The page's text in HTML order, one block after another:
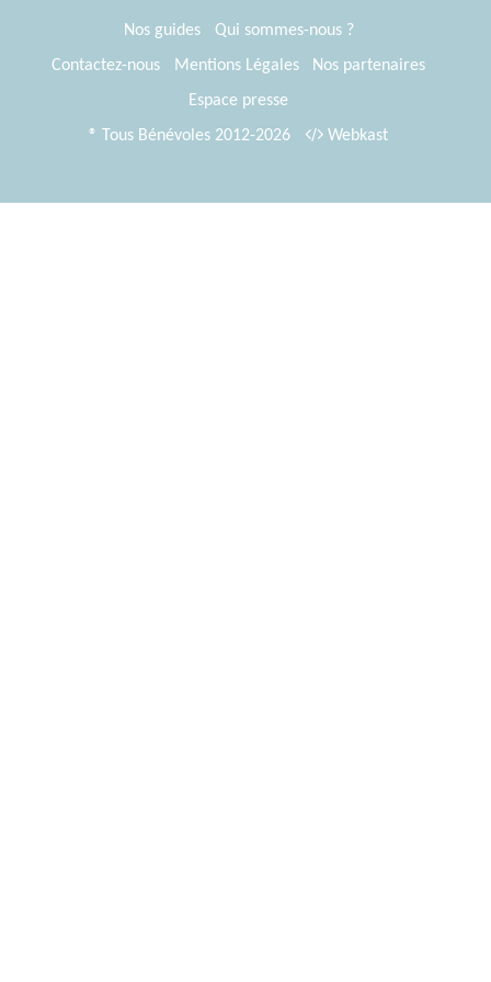
Nos guides
Qui sommes-nous ?
Contactez-nous
Mentions Légales
Nos partenaires
Espace presse
® Tous Bénévoles 2012-2026
Webkast